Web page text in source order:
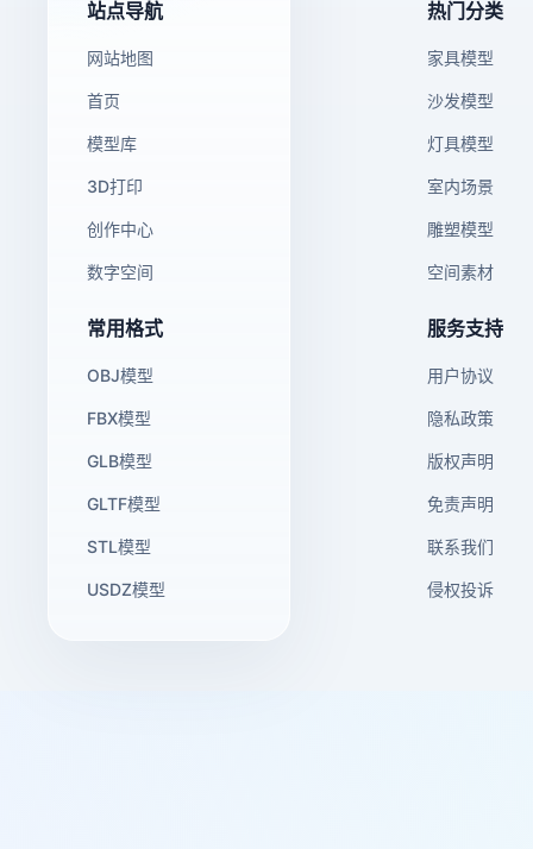
站点导航
网站地图
首页
模型库
3D打印
创作中心
数字空间
热门分类
家具模型
沙发模型
灯具模型
室内场景
雕塑模型
空间素材
常用格式
OBJ模型
FBX模型
GLB模型
GLTF模型
STL模型
USDZ模型
服务支持
用户协议
隐私政策
版权声明
免责声明
联系我们
侵权投诉